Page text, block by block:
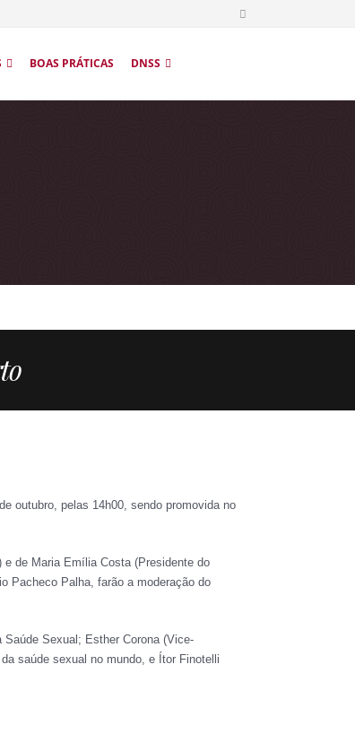
BOAS PRÁTICAS DNSS
outubro, pelas 14h00, sendo promovida no
de Maria Emília Costa (Presidente do
Pacheco Palha, farão a moderação do
Sexual; Esther Corona (Vice-
saúde sexual no mundo, e Ítor Finotelli